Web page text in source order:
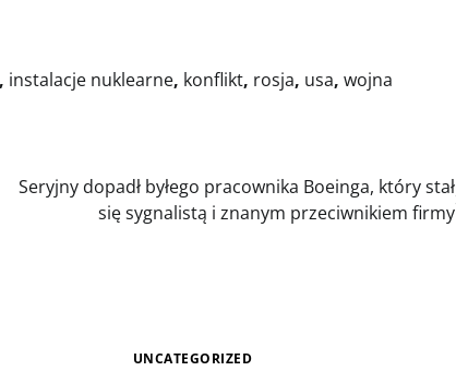
, instalacje nuklearne, konflikt, rosja, usa, wojna
Seryjny dopadł byłego pracownika Boeinga, który stał
się sygnalistą i znanym przeciwnikiem firmy
UNCATEGORIZED